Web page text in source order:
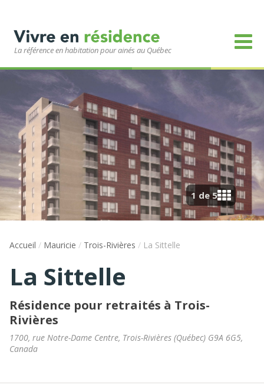
La référence en habitation pour ainés au Québec
1 de 5
Accueil / Mauricie / Trois-Rivières / La Sittelle
La Sittelle
Résidence pour retraités à Trois-
Rivières
1700, rue Notre-Dame Centre, Trois-Rivières (Québec) G9A 6G5,
Canada